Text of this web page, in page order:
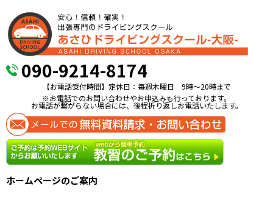
090-9214-8174
【お電話受付時間】定休日：毎週木曜日 9時〜20時まで
※お電話でのお問い合わせやお申込みも行っております。
お電話が繋がらない場合には、後程折り返しお電話いたします。
ホームページのご案内